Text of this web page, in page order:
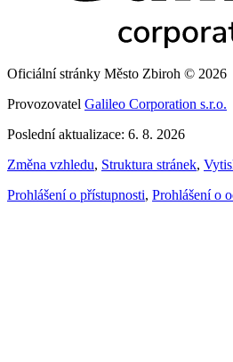
Oficiální stránky Město Zbiroh © 2026
Provozovatel Galileo Corporation s.r.o.
Poslední aktualizace: 6. 8. 2026
Změna vzhledu, Struktura stránek,
Prohlášení o přístupnosti, Prohlášení o